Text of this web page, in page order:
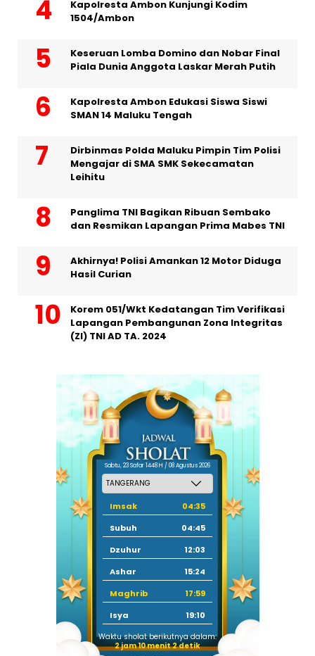
Kapolresta Ambon Kunjungi Kodim
1504/Ambon
Keseruan Lomba Domino dan Nobar Final
Piala Dunia Anggota Laskar Merah Putih
Kapolresta Ambon Edukasi Siswa Siswi
SMAN 14 Maluku Tengah
Dirbinmas Polda Maluku Pimpin Tim Polisi
Mengajar di SMA SMK Sekecamatan
Leihitu
Panglima TNI Bagikan Ribuan Sembako
dan Resmikan Lapangan Prima Mabes TNI
Akhirnya! Polisi Amankan 12 Motor Diduga
Hasil Curian
Korem 051/Wkt Kedatangan Tim Verifikasi
Lapangan Pembangunan Zona Integritas
(ZI) TNI AD TA. 2024
Sabtu, 23 Safar 1448 H / 08 Agustus 2026
Imsak
04:35
Subuh
04:45
Dzuhur
12:03
Ashar
15:24
Maghrib
17:59
Isya
19:10
Waktu sholat berikutnya dalam:
2 jam 10 menit 1 detik